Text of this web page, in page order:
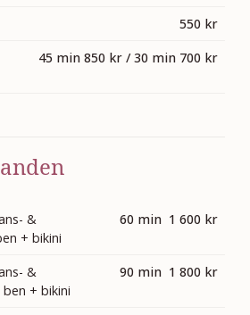
550 kr
45 min 850 kr / 30 min 700 kr
&
+ bikini
60 min 1 600 kr
&
+ bikini
90 min 1 800 kr